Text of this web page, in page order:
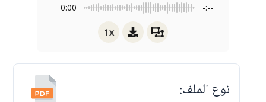
0:00 -:--
1x
نوع الملف: